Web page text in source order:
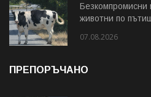
Безкомпромисни
животни по
07.08.2026
ПРЕПОРЪЧАНО